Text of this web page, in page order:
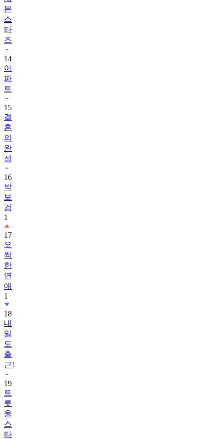
븐
스
타
즈
14
아
파
트
15
결
혼
의
완
성
16
박
보
검
1
17
오
싹
한
연
애
1
18
내
일
도
출
근!
19
트
롯
올
스
타